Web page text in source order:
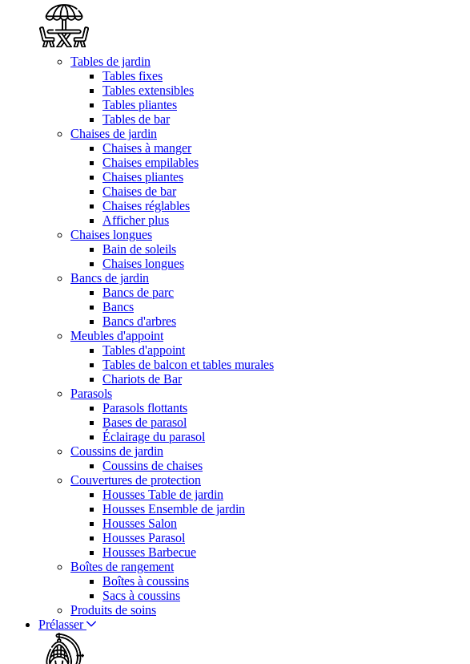
Tables de jardin
Tables fixes
Tables extensibles
Tables pliantes
Tables de bar
Chaises de jardin
Chaises à manger
Chaises empilables
Chaises pliantes
Chaises de bar
Chaises réglables
Afficher plus
Chaises longues
Bain de soleils
Chaises longues
Bancs de jardin
Bancs de parc
Bancs
Bancs d'arbres
Meubles d'appoint
Tables d'appoint
Tables de balcon et tables murales
Chariots de Bar
Parasols
Parasols flottants
Bases de parasol
Éclairage du parasol
Coussins de jardin
Coussins de chaises
Couvertures de protection
Housses Table de jardin
Housses Ensemble de jardin
Housses Salon
Housses Parasol
Housses Barbecue
Boîtes de rangement
Boîtes à coussins
Sacs à coussins
Produits de soins
Prélasser